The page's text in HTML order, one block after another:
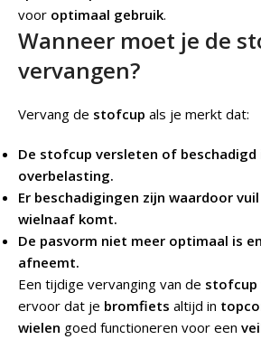
voor optimaal gebruik.
Wanneer moet je de
vervangen?
Vervang de stofcup als je merkt dat:
De stofcup versleten of
overbelasting.
Er beschadigingen zijn waardoor
wielnaaf komt.
De pasvorm niet meer optimaal is
afneemt.
Een tijdige vervanging van de stofcup
ervoor dat je bromfiets altijd in
wielen goed functioneren voor een